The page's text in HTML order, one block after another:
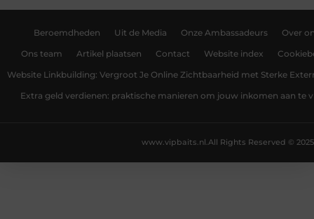
Beroemdheden Uit de Media Onze Ambassadeurs Over
Ons team Artikel plaatsen Contact Website index
Website Linkbuilding: Vergroot Je Online Zichtbaarheid met Sterke
Extra geld verdienen: praktische manieren om jouw inkomen aan te
All Rights Reserved © 2025
www.vipbaits.nl.